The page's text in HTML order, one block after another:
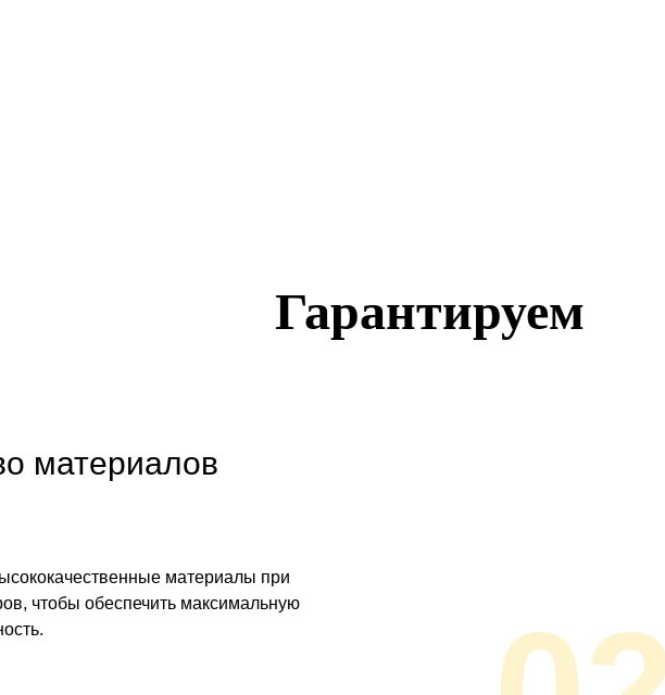
Гарантируем
материалов
материалы при
чтобы обеспечить максимальную